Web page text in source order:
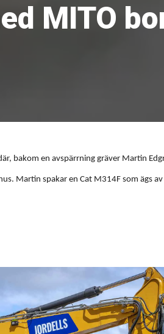
MITO
bakom en avspärrning gräver Martin
Martin spakar en Cat M314F som ägs